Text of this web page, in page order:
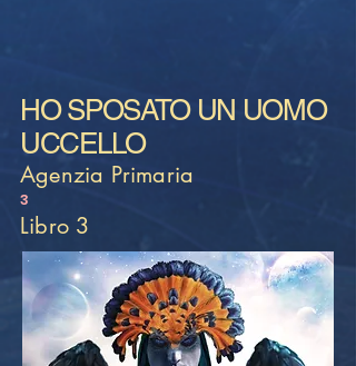
HO SPOSATO UN UOMO
UCCELLO
Agenzia Primaria
3
Libro 3